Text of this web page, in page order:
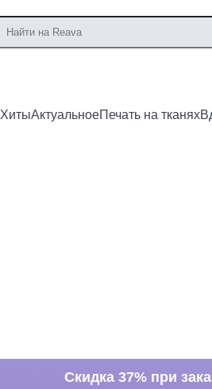
ХитыАктуальноеПечать на тканях
Скидка 37% при